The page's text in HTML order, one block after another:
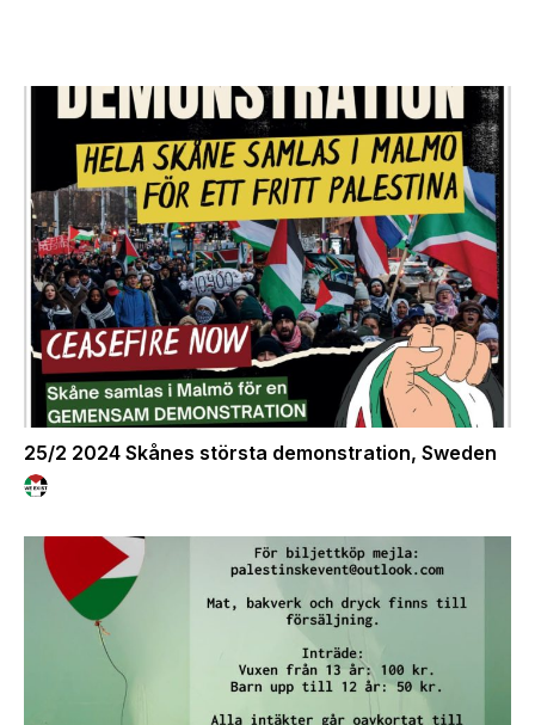
25/2 2024 Skånes största demonstration, Sweden